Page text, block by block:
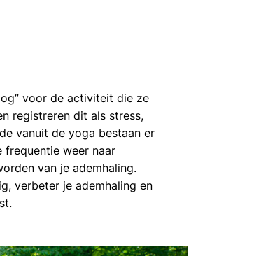
voor de activiteit die ze
registreren dit als stress,
vanuit de yoga bestaan er
frequentie weer naar
van je ademhaling.
verbeter je ademhaling en